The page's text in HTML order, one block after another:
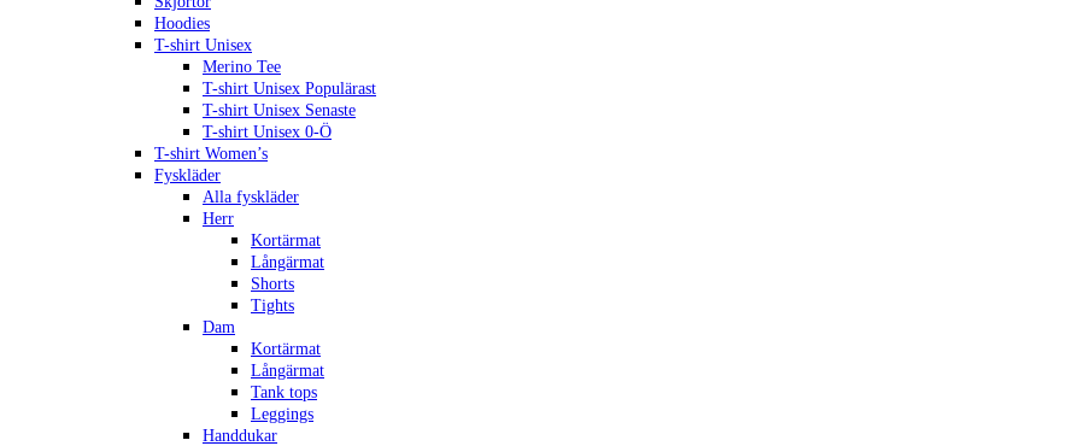
Hoodies
T-shirt Unisex
Merino Tee
T-shirt Unisex Populärast
T-shirt Unisex Senaste
T-shirt Unisex 0-Ö
T-shirt Women’s
Fyskläder
Alla fyskläder
Herr
Kortärmat
Långärmat
Shorts
Tights
Dam
Kortärmat
Långärmat
Tank tops
Leggings
Handdukar